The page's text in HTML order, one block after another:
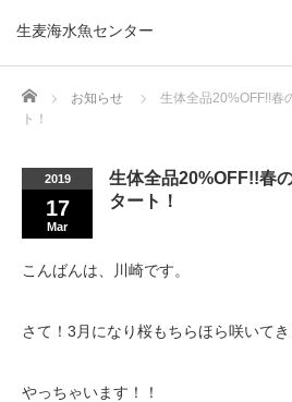
生麦海水魚センター
Home お知らせ
生体全品20%OFF!!春
ト！
2019
17
Mar
生体全品20%OFF!!春
タート！
こんばんは、川崎です。
さて！3月になり桜もちらほら咲いて
やっちゃいます！！